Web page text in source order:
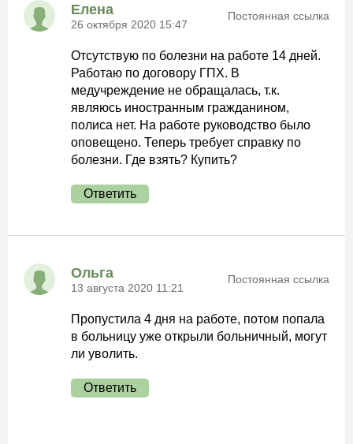
Елена
26 октября 2020 15:47
Постоянная ссылка
Отсутствую по болезни на работе 14 дней.
Работаю по договору ГПХ. В
медучреждение не обращалась, т.к.
являюсь иностранным гражданином,
полиса нет. На работе руководство было
оповещено. Теперь требует справку по
болезни. Где взять? Купить?
Ответить
Ольга
13 августа 2020 11:21
Постоянная ссылка
Пропустила 4 дня на работе, потом попала
в больницу уже открыли больничный, могут
ли уволить.
Ответить